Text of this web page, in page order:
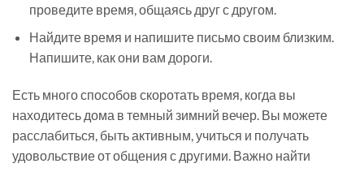
проведите время, общаясь друг с другом.
Найдите время и напишите письмо своим близким.
Напишите, как они вам дороги.
Есть много способов скоротать время, когда вы
находитесь дома в темный зимний вечер. Вы можете
расслабиться, быть активным, учиться и получать
удовольствие от общения с другими. Важно найти